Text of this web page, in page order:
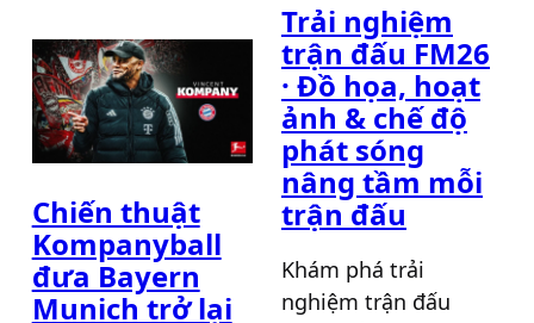
Chiến thuật
Kompanyball
đưa Bayern
Munich trở lại
Trải nghiệm
trận đấu FM26
· Đồ họa, hoạt
ảnh & chế độ
phát sóng
nâng tầm mỗi
trận đấu
Khám phá trải
nghiệm trận đấu